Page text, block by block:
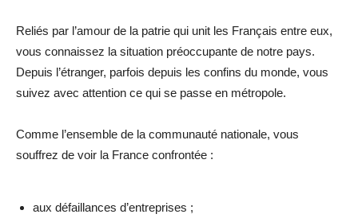
Reliés par l’amour de la patrie qui unit les Français entre eux,
vous connaissez la situation préoccupante de notre pays.
Depuis l’étranger, parfois depuis les confins du monde, vous
suivez avec attention ce qui se passe en métropole.
Comme l’ensemble de la communauté nationale, vous
souffrez de voir la France confrontée :
aux défaillances d’entreprises ;